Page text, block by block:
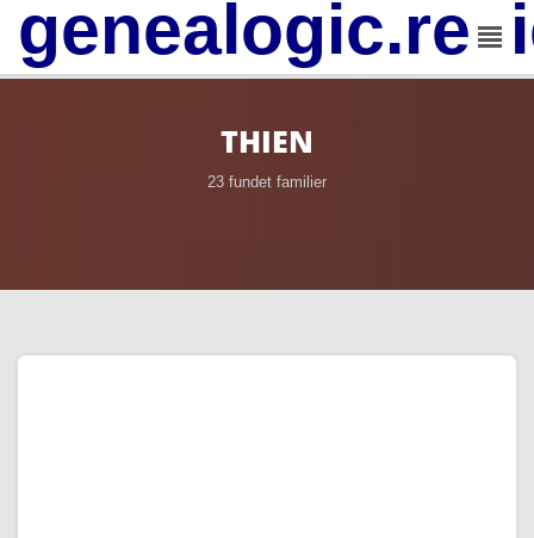
THIEN
23 fundet familier